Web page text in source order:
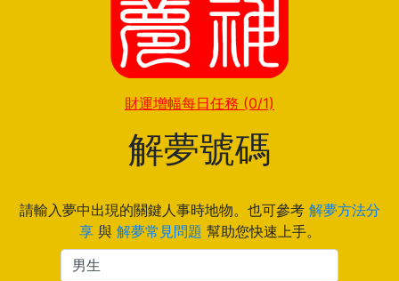
財運增幅每日任務 (0/1)
解夢號碼
請輸入夢中出現的關鍵人事時地物。也可參考 解夢方法分
享與 解夢常見問題 幫助您快速上手。